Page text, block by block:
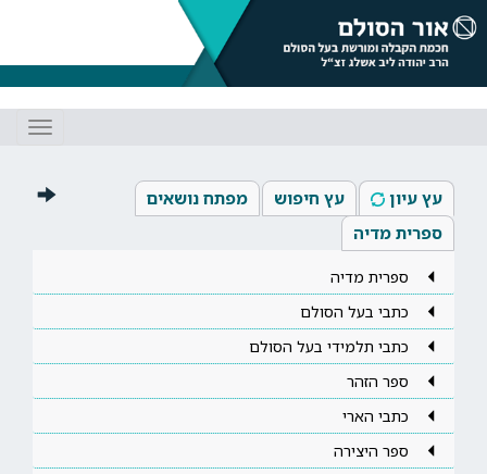
עץ עיון עץ חיפוש
מפתח נושאים
ספרית מדיה
ספרית מדיה
כתבי בעל הסולם
כתבי תלמידי בעל הסולם
ספר הזהר
כתבי הארי
ספר היצירה